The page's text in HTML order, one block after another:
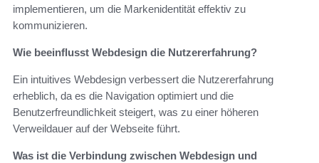
implementieren, um die Markenidentität effektiv zu
kommunizieren.
Wie beeinflusst Webdesign die Nutzererfahrung?
Ein intuitives Webdesign verbessert die Nutzererfahrung
erheblich, da es die Navigation optimiert und die
Benutzerfreundlichkeit steigert, was zu einer höheren
Verweildauer auf der Webseite führt.
Was ist die Verbindung zwischen Webdesign und